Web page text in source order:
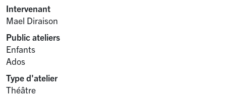
Intervenant
Mael Diraison
Public ateliers
Enfants
Ados
Type d'atelier
Théâtre